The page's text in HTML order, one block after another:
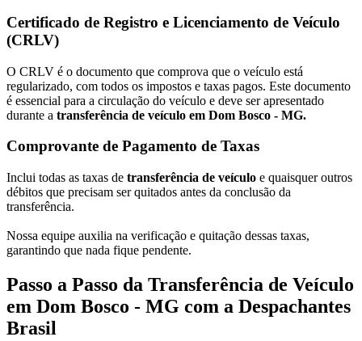
Certificado de Registro e Licenciamento de Veículo
(CRLV)
O CRLV é o documento que comprova que o veículo está
regularizado, com todos os impostos e taxas pagos. Este documento
é essencial para a circulação do veículo e deve ser apresentado
durante a transferência de veículo em Dom Bosco - MG.
Comprovante de Pagamento de Taxas
Inclui todas as taxas de transferência de veículo e quaisquer outros
débitos que precisam ser quitados antes da conclusão da
transferência.
Nossa equipe auxilia na verificação e quitação dessas taxas,
garantindo que nada fique pendente.
Passo a Passo da Transferência de Veículo
em Dom Bosco - MG com a Despachantes
Brasil